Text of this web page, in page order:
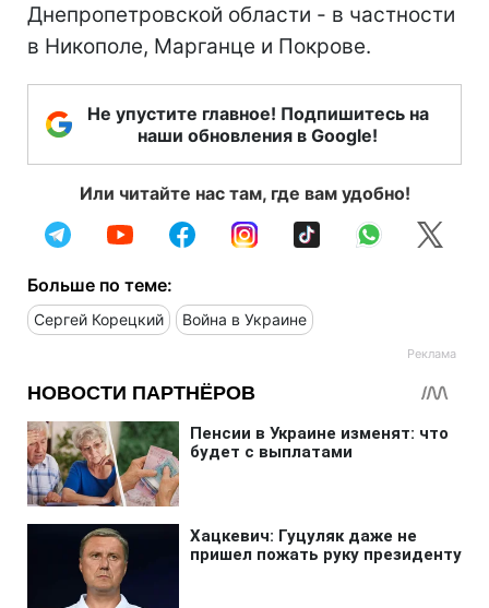
Днепропетровской области - в частности
в Никополе, Марганце и Покрове.
Не упустите главное! Подпишитесь на
наши обновления в Google!
Или читайте нас там, где вам удобно!
Больше по теме:
Сергей Корецкий Война в Украине